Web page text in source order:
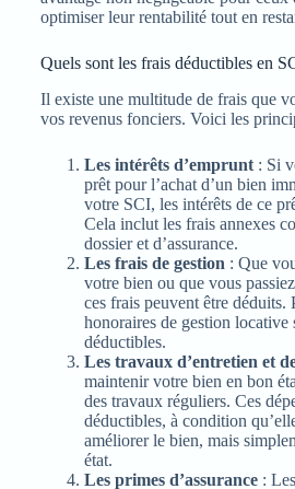
optimiser leur rentabilité tout en
Quels sont les frais déductibles en
Il existe une multitude de frais que
vos revenus fonciers. Voici les
Les intérêts d’emprunt: Si
prêt pour l’achat d’un bien
votre SCI, les intérêts de ce
Cela inclut les frais annexes
dossier et d’assurance.
Les frais de gestion : Que
votre bien ou que vous
ces frais peuvent être déduits.
honoraires de gestion locative
déductibles.
Les travaux d’entretien et
maintenir votre bien en bon
des travaux réguliers. Ces
déductibles, à condition
améliorer le bien, mais
état.
Les primes d’assurance: Les